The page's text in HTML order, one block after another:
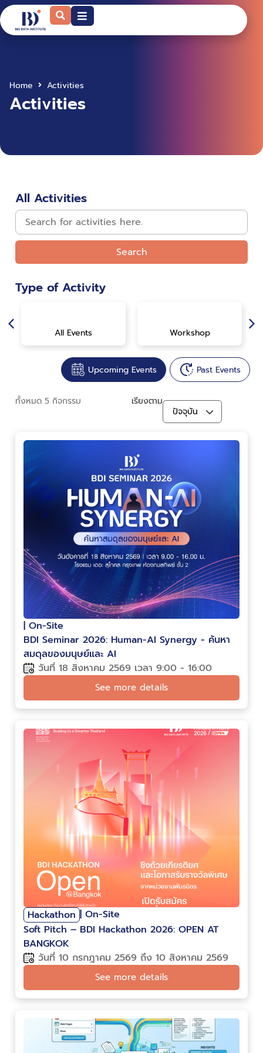
Home Activities
Activities
All Activities
Search
Type of Activity
All Events Workshop
Upcoming Events Past Events
ทั้งหมด 5 กิจกรรม เรียงตาม
| On-Site
BDI Seminar 2026: Human-AI Synergy - ค้นหา
สมดุลของมนุษย์และ AI
วันที่ 18 สิงหาคม 2569 เวลา 9:00 - 16:00
See more details
Hackathon | On-Site
Soft Pitch – BDI Hackathon 2026: OPEN AT
BANGKOK
วันที่ 10 กรกฎาคม 2569 ถึง 10 สิงหาคม 2569
See more details